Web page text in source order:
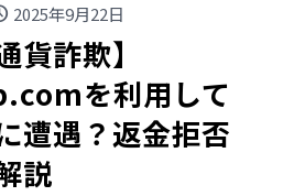
2025年9月22日
貨詐欺】
を利用して
遭遇？返金拒否
説